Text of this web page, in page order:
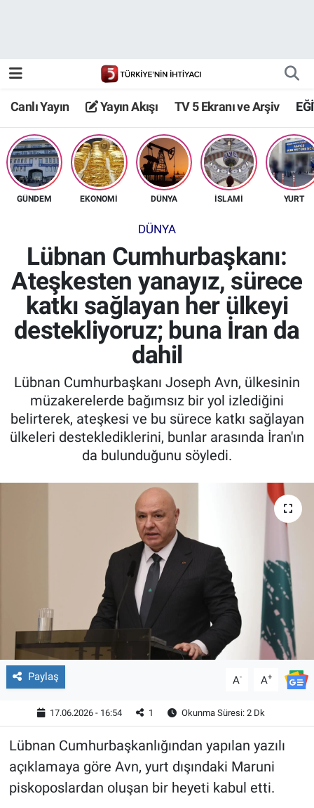
Canlı Yayın Yayın Akışı TV 5 Ekranı ve Arşiv
GÜNDEM EKONOMİ DÜNYA İSLAMİ YURT
DÜNYA
Lübnan Cumhurbaşkanı:
Ateşkesten yanayız, sürece
katkı sağlayan her ülkeyi
destekliyoruz; buna İran da
dahil
Lübnan Cumhurbaşkanı Joseph Avn, ülkesinin
müzakerelerde bağımsız bir yol izlediğini
belirterek, ateşkesi ve bu sürece katkı sağlayan
ülkeleri desteklediklerini, bunlar arasında İran'ın
da bulunduğunu söyledi.
Paylaş A- A+
17.06.2026 - 16:54 1 Okunma Süresi: 2 Dk
Lübnan Cumhurbaşkanlığından yapılan yazılı
açıklamaya göre Avn, yurt dışındaki Maruni
piskoposlardan oluşan bir heyeti kabul etti.
TV 5 Ekranı ve Arşiv